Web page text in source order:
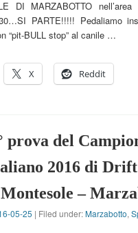
DI MARZABOTTO nell’area
PARTE!!!!! Pedaliamo
“pit-BULL stop” al canile …
X Reddit
prova del
2016 di
–
05-25 | Filed under:Marzabotto,